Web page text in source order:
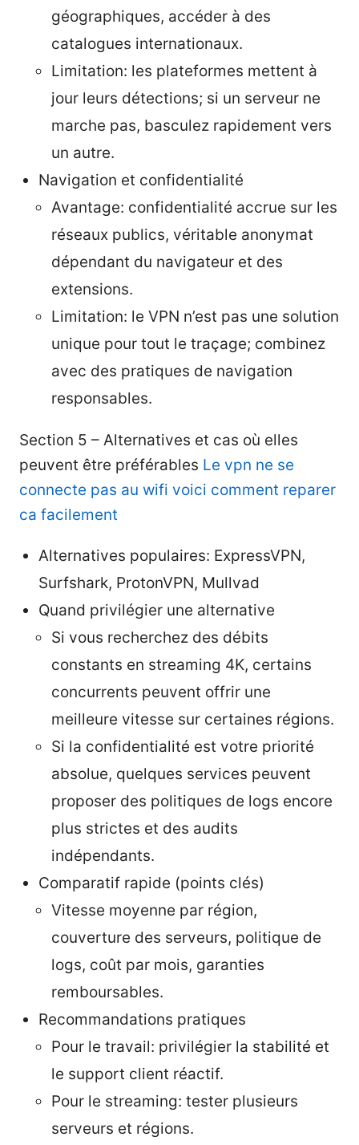
géographiques, accéder à des
catalogues internationaux.
Limitation: les plateformes mettent à
jour leurs détections; si un serveur ne
marche pas, basculez rapidement vers
un autre.
Navigation et confidentialité
Avantage: confidentialité accrue sur les
réseaux publics, véritable anonymat
dépendant du navigateur et des
extensions.
Limitation: le VPN n’est pas une solution
unique pour tout le traçage; combinez
avec des pratiques de navigation
responsables.
Section 5 – Alternatives et cas où elles
peuvent être préférables Le vpn ne se
connecte pas au wifi voici comment reparer
ca facilement
Alternatives populaires: ExpressVPN,
Surfshark, ProtonVPN, Mullvad
Quand privilégier une alternative
Si vous recherchez des débits
constants en streaming 4K, certains
concurrents peuvent offrir une
meilleure vitesse sur certaines régions.
Si la confidentialité est votre priorité
absolue, quelques services peuvent
proposer des politiques de logs encore
plus strictes et des audits
indépendants.
Comparatif rapide (points clés)
Vitesse moyenne par région,
couverture des serveurs, politique de
logs, coût par mois, garanties
remboursables.
Recommandations pratiques
Pour le travail: privilégier la stabilité et
le support client réactif.
Pour le streaming: tester plusieurs
serveurs et régions.